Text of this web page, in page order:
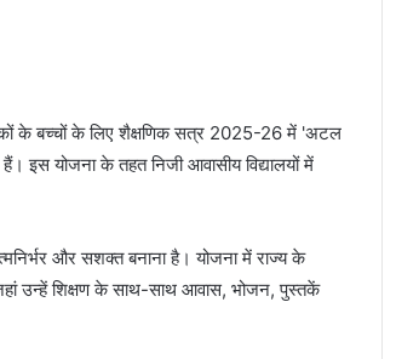
के बच्चों के लिए शैक्षणिक सत्र 2025-26 में 'अटल
इस योजना के तहत निजी आवासीय विद्यालयों में
और सशक्त बनाना है। योजना में राज्य के
जहां उन्हें शिक्षण के साथ-साथ आवास, भोजन, पुस्तकें